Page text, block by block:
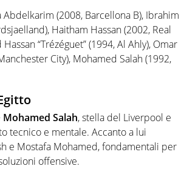
Abdelkarim (2008, Barcellona B), Ibrahim
Haitham Hassan (2002, Real
“Trézéguet” (1994, Al Ahly), Omar
City), Mohamed Salah (1992,
Mohamed Salah, stella del Liverpool e
tecnico e mentale. Accanto a lui
e Mostafa Mohamed, fondamentali per
offensive.